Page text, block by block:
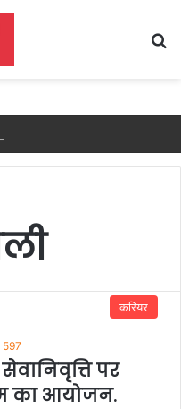
करियर
597
पर
का आयोजन.